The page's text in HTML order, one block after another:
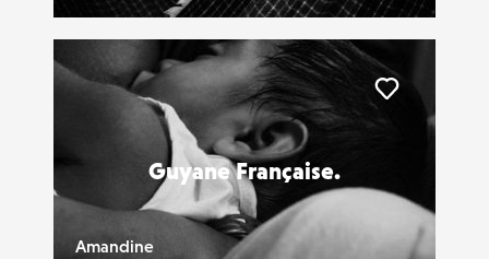
Guyane Française.
Amandine